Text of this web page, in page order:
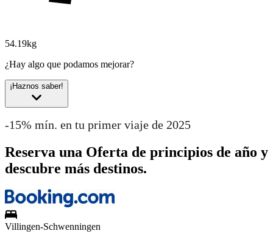
54.19kg
¿Hay algo que podamos mejorar?
¡Haznos saber!
-15% mín. en tu primer viaje de 2025
Reserva una Oferta de principios de año y
descubre más destinos.
Villingen-Schwenningen